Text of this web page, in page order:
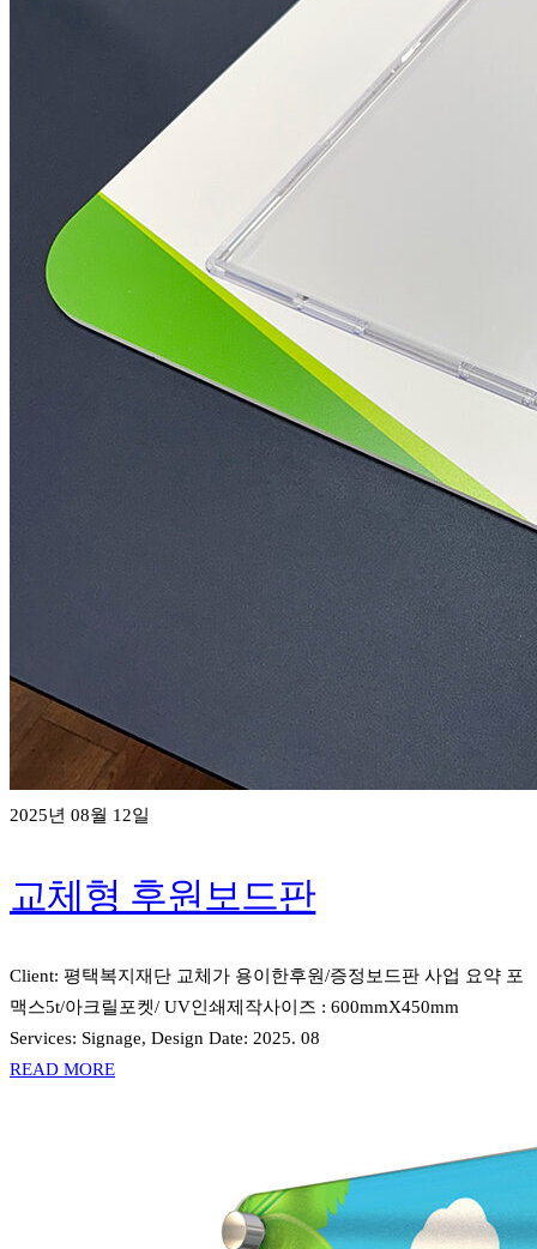
2025년 08월 12일
교체형 후원보드판
Client: 평택복지재단 교체가 용이한후원/증정보드판 사업 요약 포
맥스5t/아크릴포켓/ UV인쇄제작사이즈 : 600mmX450mm
Services: Signage, Design Date: 2025. 08
READ MORE